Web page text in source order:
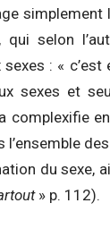
simplement
selon
: «
sexes et
complexifie
du sexe,
» p. 112).